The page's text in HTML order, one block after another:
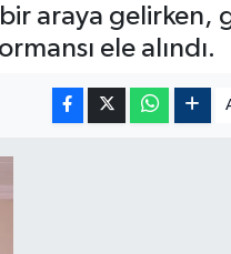
bir araya gelirken,
ele alındı.